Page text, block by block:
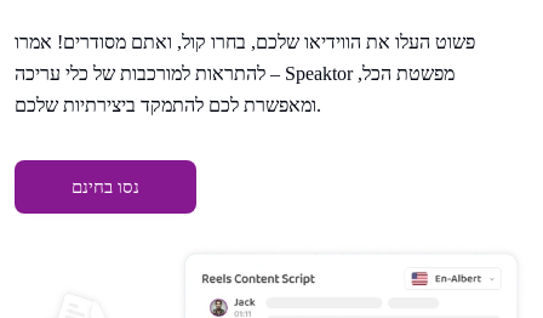
פשוט העלו את הווידיאו שלכם, בחרו קול, ואתם מסודרים! אמרו
להתראות למורכבות של כלי עריכה – Speaktor מפשטת הכל,
ומאפשרת לכם להתמקד ביצירתיות שלכם.
נסו בחינם